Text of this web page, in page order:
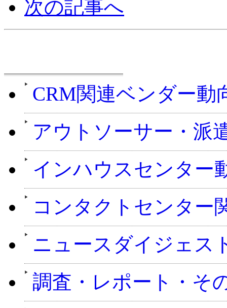
次の記事へ
CRM関連ベンダー動
アウトソーサー・派
インハウスセンター
コンタクトセンター
ニュースダイジェス
調査・レポート・そ